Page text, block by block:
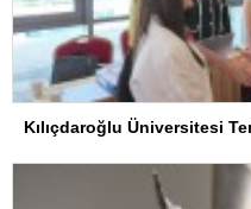
Kılıçdaroğlu Üniversitesi